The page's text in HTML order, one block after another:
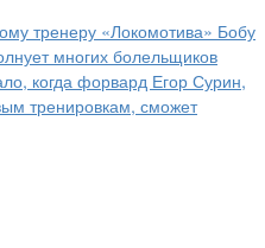
тренеру «Локомотива» Бобу
многих болельщиков
когда форвард Егор Сурин,
тренировкам, сможет